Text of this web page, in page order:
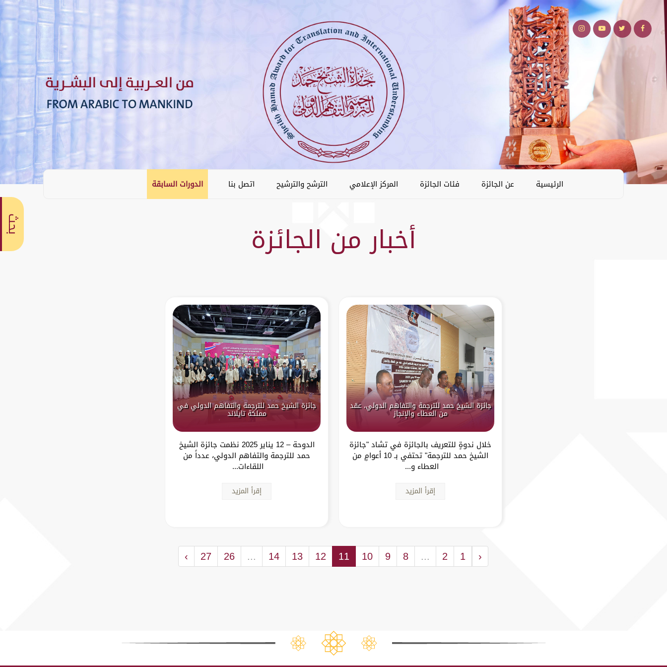
الرئيسية عن الجائزة فئات الجائزة المركز الإعلامي الترشح والترشيح اتصل بنا الدورات السابقة
أخبار من الجائزة
جائزة الشيخ حمد للترجمة والتفاهم الدولي، عقد
من العطاء والإنجاز
خلال ندوةٍ للتعريف بالجائزة في تشاد "جائزة
الشيخ حمد للترجمة" تحتفي بـ 10 أعوامٍ من
العطاء و...
إقرأ المزيد
جائزة الشيخ حمد للترجمة والتفاهم الدولي في
مملكة تايلاند
الدوحة – 12 يناير 2025 نظمت جائزة الشيخ
حمد للترجمة والتفاهم الدولي، عدداً من
اللقاءات...
إقرأ المزيد
‹
1
2
...
8
9
10
11
12
13
14
...
26
27
›
بحث